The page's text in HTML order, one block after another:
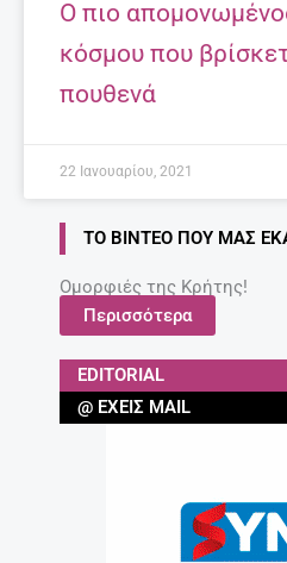
Ο πιο
κόσμου που
πουθενά
22 Ιανουαρίου, 2021
ΤΟ ΒΊΝΤΕΟ ΠΟΥ ΜΑΣ
Ομορφιές της Κρήτης!
Περισσότερα
EDITORIAL
@ ΈΧΕΙΣ MAIL